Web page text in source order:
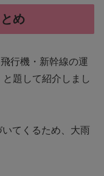
め
行機・新幹線の運
題して紹介しまし
てくるため、大雨